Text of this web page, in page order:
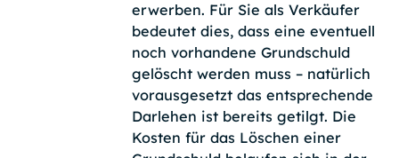
erwerben. Für Sie als Verkäufer
bedeutet dies, dass eine eventuell
noch vorhandene Grundschuld
gelöscht werden muss – natürlich
vorausgesetzt das entsprechende
Darlehen ist bereits getilgt. Die
Kosten für das Löschen einer